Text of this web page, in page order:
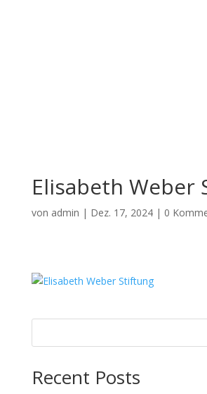
Elisabeth Weber
von admin | Dez. 17, 2024| 0
Recent Posts